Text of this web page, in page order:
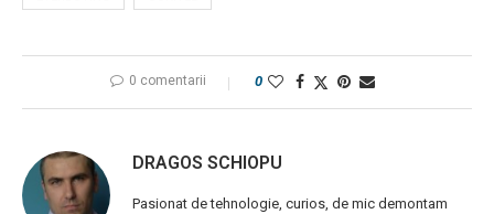
0 comentarii 0
DRAGOS SCHIOPU
Pasionat de tehnologie, curios, de mic demontam